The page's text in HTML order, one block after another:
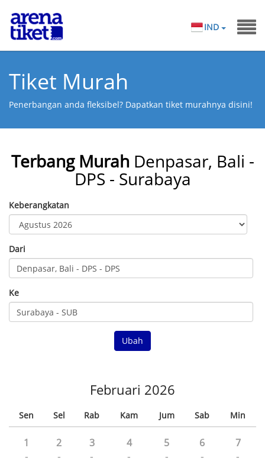
IND
Tiket Murah
Penerbangan anda fleksibel? Dapatkan tiket murahnya disini!
Terbang Murah Denpasar, Bali -
DPS - Surabaya
Keberangkatan
Dari
Ke
Ubah
Februari 2026
Sen Sel Rab Kam Jum Sab Min
1
-
2
-
3
-
4
-
5
-
6
-
7
-